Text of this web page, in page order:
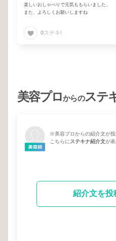
楽しいおしゃべりで元気ももらいました。
また、よろしくお願いしますね
0ステキ!
美容プロからのステ
※美容プロからの紹介文が投
こちらにステキナ紹介文が
紹介文を投